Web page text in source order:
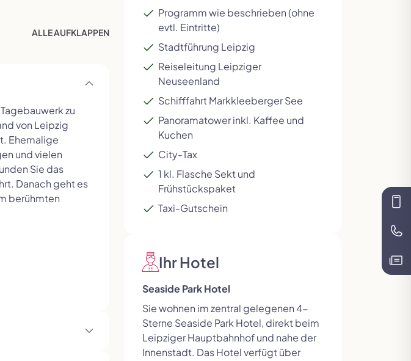
ALLEAUFKLAPPEN
zu
von Leipzig
Ehemalige
und vielen
Sie das
Danach geht es
berühmten
Programm wie beschrieben (ohne
evtl. Eintritte)
Stadtführung Leipzig
Reiseleitung Leipziger
Neuseenland
Schifffahrt Markkleeberger See
Panoramatower inkl. Kaffee und
Kuchen
City-Tax
1 kl. Flasche Sekt und
Frühstückspaket
Taxi-Gutschein
Ihr Hotel
Seaside Park Hotel
Sie wohnen im zentral gelegenen 4-
Sterne Seaside Park Hotel, direkt beim
Leipziger Hauptbahnhof und nahe der
Innenstadt. Das Hotel verfügt über